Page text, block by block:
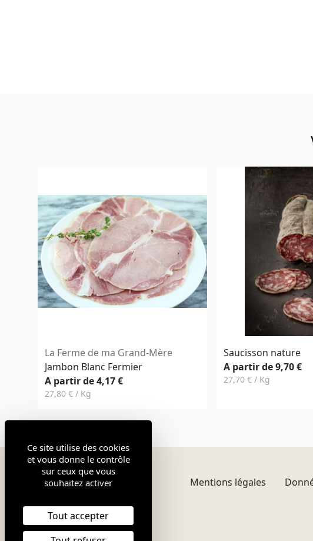
La Ferme de ma Grand-Mère
Jambon Blanc Fermier
A partir de 4,17 €
27,80 € / Kg
Saucisson nature
A partir de 9,70 €
27,70 € / Kg
Mentions légales
Ce site utilise des cookies
et vous donne le contrôle
sur ceux que vous
souhaitez activer
Tout accepter